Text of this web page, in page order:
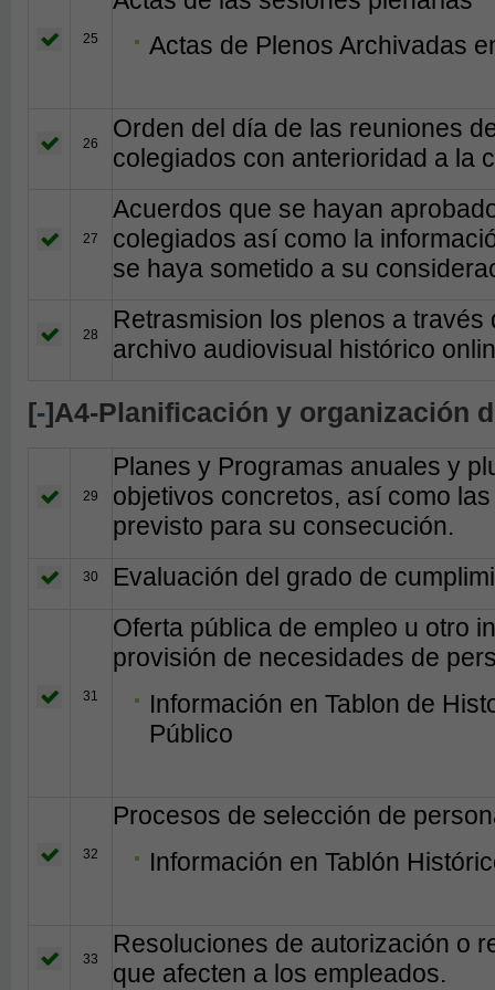
25
Actas de Plenos Archivadas
26
Orden del día de las reuniones
colegiados con anterioridad a la
27
Acuerdos que se hayan
colegiados así como la
se haya sometido a su
28
Retrasmision los plenos a
archivo audiovisual histórico
[-]A4-Planificación y organización
29
Planes y Programas anuales y
objetivos concretos, así como
previsto para su consecución.
30 Evaluación del grado de
31
Oferta pública de empleo u otro
provisión de necesidades de
Información en Tablon de
Público
32
Procesos de selección de
Información en Tablón
33
Resoluciones de autorización o
que afecten a los empleados.